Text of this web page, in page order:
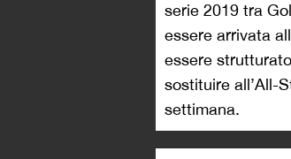
serie 2019 tra
essere arrivata
essere
sostituire all’All-
settimana.